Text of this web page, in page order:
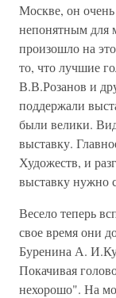
Москве, он
непонятным для
произошло на
то, что лучшие
В.В.Розанов и
поддержали
были велики.
выставку.
Художеств, и
выставку нужно
Весело теперь
свое время они
Буренина А.
Покачивая
нехорошо". На